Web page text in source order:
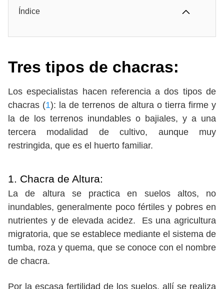
Índice
Tres tipos de chacras:
Los especialistas hacen referencia a dos tipos de
chacras (1): la de terrenos de altura o tierra firme y
la de los terrenos inundables o bajiales, y a una
tercera modalidad de cultivo, aunque muy
restringida, que es el huerto familiar.
1. Chacra de Altura:
La de altura se practica en suelos altos, no
inundables, generalmente poco fértiles y pobres en
nutrientes y de elevada acidez. Es una agricultura
migratoria, que se establece mediante el sistema de
tumba, roza y quema, que se conoce con el nombre
de chacra.
Por la escasa fertilidad de los suelos, allí se realiza